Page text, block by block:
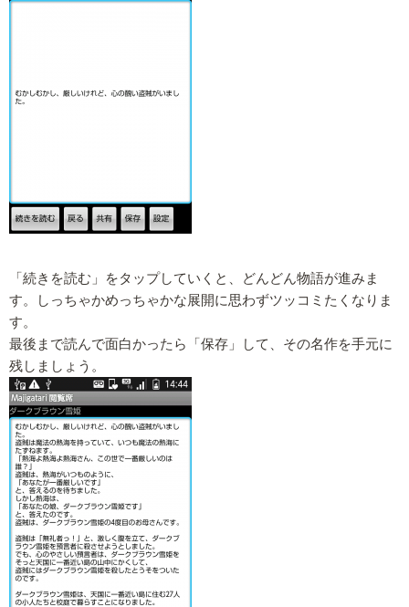
「続きを読む」をタップしていくと、どんどん物語が進みま
す。しっちゃかめっちゃかな展開に思わずツッコミたくなりま
す。
最後まで読んで面白かったら「保存」して、その名作を手元に
残しましょう。